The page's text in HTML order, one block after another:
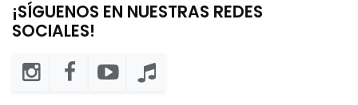
¡SÍGUENOS EN NUESTRAS REDES
SOCIALES!